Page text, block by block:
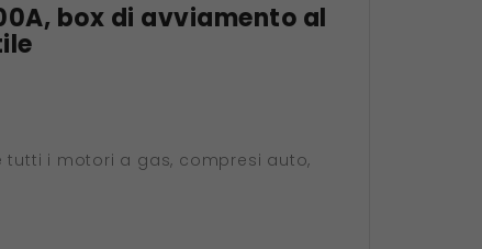
box di avviamento al
tutti i motori a gas, compresi auto,